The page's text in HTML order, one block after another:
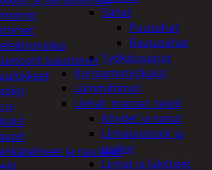
Sahat
Puusahat
Rautasahat
Työkalusarjat
Korjaamotyökalut
Lämmittimet
Liimat, massat, teipit
Köydet ja narut
Liimapistoolit ja
puikot
Liimat ja lukitteet
kaiuttimet
ja naulakot